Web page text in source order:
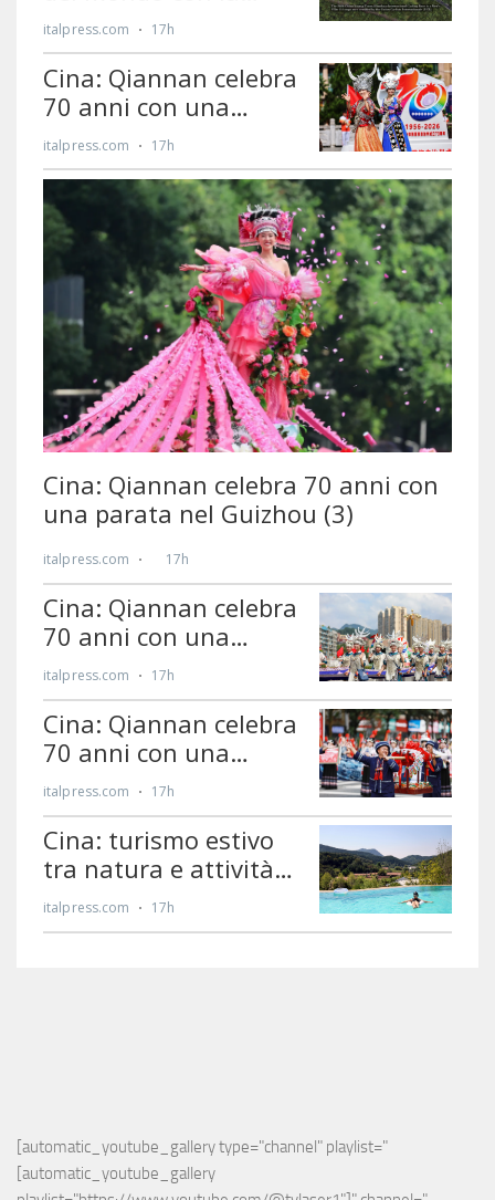
[automatic_youtube_gallery type="channel" playlist="
[automatic_youtube_gallery